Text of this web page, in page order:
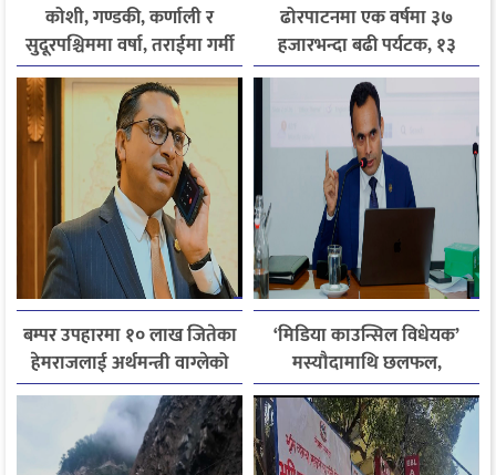
कोशी, गण्डकी, कर्णाली र
सुदूरपश्चिममा वर्षा, तराईमा गर्मी
बढ्ने अनुमान
ढोरपाटनमा एक वर्षमा ३७
हजारभन्दा बढी पर्यटक, १३
हजारले बढ्यो आगमन
बम्पर उपहारमा १० लाख जितेका
हेमराजलाई अर्थमन्त्री वाग्लेको
फोन, रुपन्देहीकी सपनाले
जितिन् एक लाख
‘मिडिया काउन्सिल विधेयक’
मस्यौदामाथि छलफल,
एआईदेखि पत्रकारको
लाइसेन्ससम्मका विषयमा
सुझाव